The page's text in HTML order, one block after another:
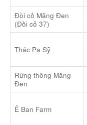
Đồi cỏ Măng Đen
(Đồi cỏ 37)
Thác Pa Sỹ
Rừng thông Măng
Đen
Ê Ban Farm